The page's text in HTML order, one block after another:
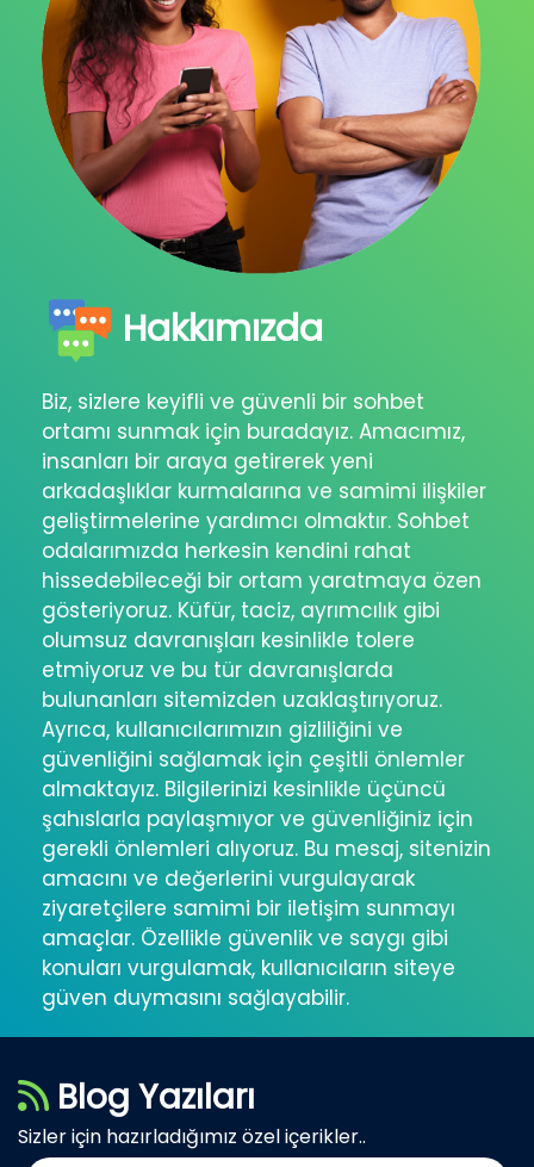
Hakkımızda
Biz, sizlere keyifli ve güvenli bir sohbet
ortamı sunmak için buradayız. Amacımız,
insanları bir araya getirerek yeni
arkadaşlıklar kurmalarına ve samimi ilişkiler
geliştirmelerine yardımcı olmaktır. Sohbet
odalarımızda herkesin kendini rahat
hissedebileceği bir ortam yaratmaya özen
gösteriyoruz. Küfür, taciz, ayrımcılık gibi
olumsuz davranışları kesinlikle tolere
etmiyoruz ve bu tür davranışlarda
bulunanları sitemizden uzaklaştırıyoruz.
Ayrıca, kullanıcılarımızın gizliliğini ve
güvenliğini sağlamak için çeşitli önlemler
almaktayız. Bilgilerinizi kesinlikle üçüncü
şahıslarla paylaşmıyor ve güvenliğiniz için
gerekli önlemleri alıyoruz. Bu mesaj, sitenizin
amacını ve değerlerini vurgulayarak
ziyaretçilere samimi bir iletişim sunmayı
amaçlar. Özellikle güvenlik ve saygı gibi
konuları vurgulamak, kullanıcıların siteye
güven duymasını sağlayabilir.
Blog Yazıları
Sizler için hazırladığımız özel içerikler..